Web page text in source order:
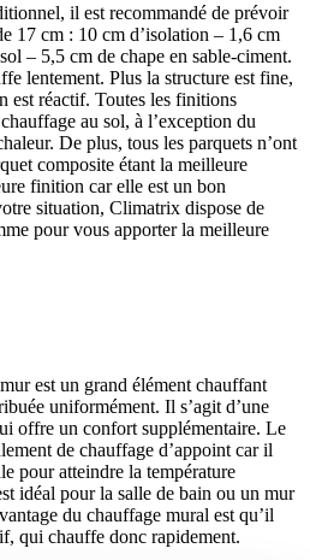
il est recommandé de prévoir
17 cm : 10 cm d’isolation – 1,6 cm
– 5,5 cm de chape en sable-ciment.
lentement. Plus la structure est fine,
est réactif. Toutes les finitions
au sol, à l’exception du
De plus, tous les parquets n’ont
composite étant la meilleure
finition car elle est un bon
situation, Climatrix dispose de
pour vous apporter la meilleure
est un grand élément chauffant
uniformément. Il s’agit d’une
offre un confort supplémentaire. Le
de chauffage d’appoint car il
pour atteindre la température
idéal pour la salle de bain ou un mur
du chauffage mural est qu’il
qui chauffe donc rapidement.